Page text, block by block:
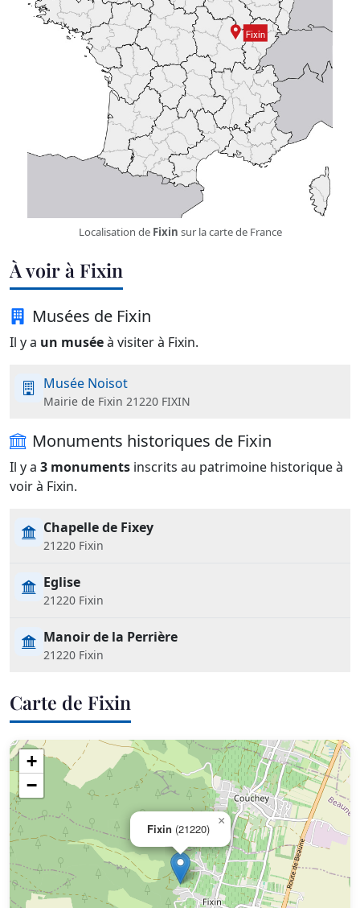
Localisation de Fixin sur la carte de France
À voir à Fixin
Musées de Fixin
Il y a un muséeà visiter à Fixin.
Musée Noisot
Mairie de Fixin 21220 FIXIN
Monuments historiques de Fixin
Il y a 3 monuments inscrits au patrimoine historique à
voir à Fixin.
Chapelle de Fixey
21220 Fixin
Eglise
21220 Fixin
Manoir de la Perrière
21220 Fixin
Carte de Fixin
Fixin (21220)
×
+
−